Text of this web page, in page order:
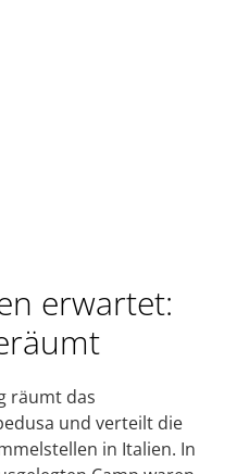
erwartet:
räumt das
und verteilt die
in Italien. In